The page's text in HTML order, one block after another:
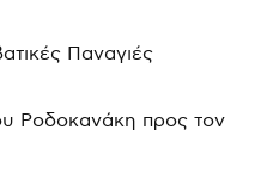
Παναγιές
Ροδοκανάκη προς τον